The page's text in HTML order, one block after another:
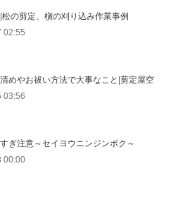
の剪定、槇の刈り込み作業事例
02:55
めやお祓い方法で大事なこと|剪定屋空
03:56
ぎ注意～セイヨウニンジンボク～
00:00